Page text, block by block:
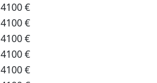
4100 €
4100 €
4100 €
4100 €
4100 €